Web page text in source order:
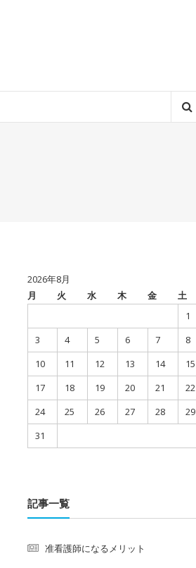
2026年8月
月
火 水 木 金 土
1
3
4 5 6 7 8
10
11 12 13 14 15
17
18 19 20 21 22
24
25 26 27 28 29
31
記事一覧
准看護師になるメリット